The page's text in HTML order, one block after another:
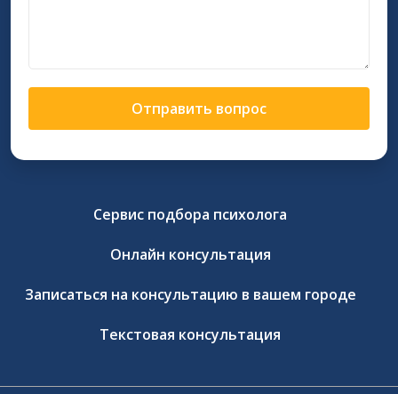
Отправить вопрос
Сервис подбора психолога
Онлайн консультация
Записаться на консультацию в вашем городе
Текстовая консультация